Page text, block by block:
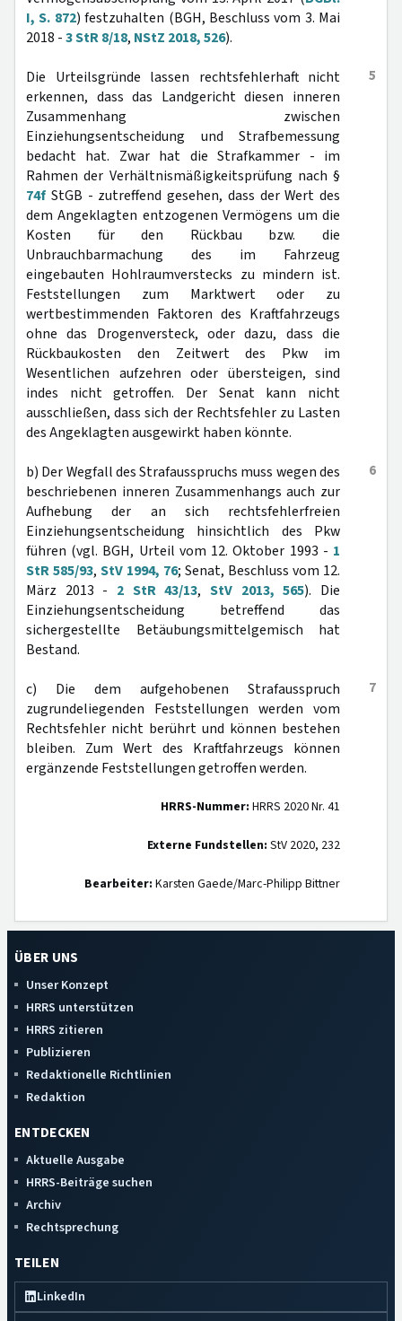
I, S. 872) festzuhalten (BGH, Beschluss vom 3. Mai
2018 -3 StR 8/18, NStZ 2018, 526).
5
Die Urteilsgründe lassen rechtsfehlerhaft nicht
erkennen, dass das Landgericht diesen inneren
Zusammenhang zwischen
Einziehungsentscheidung und Strafbemessung
bedacht hat. Zwar hat die Strafkammer - im
Rahmen der Verhältnismäßigkeitsprüfung nach §
74f StGB - zutreffend gesehen, dass der Wert des
dem Angeklagten entzogenen Vermögens um die
Kosten für den Rückbau bzw. die
Unbrauchbarmachung des im Fahrzeug
eingebauten Hohlraumverstecks zu mindern ist.
Feststellungen zum Marktwert oder zu
wertbestimmenden Faktoren des Kraftfahrzeugs
ohne das Drogenversteck, oder dazu, dass die
Rückbaukosten den Zeitwert des Pkw im
Wesentlichen aufzehren oder übersteigen, sind
indes nicht getroffen. Der Senat kann nicht
ausschließen, dass sich der Rechtsfehler zu Lasten
des Angeklagten ausgewirkt haben könnte.
6
b) Der Wegfall des Strafausspruchs muss wegen des
beschriebenen inneren Zusammenhangs auch zur
Aufhebung der an sich rechtsfehlerfreien
Einziehungsentscheidung hinsichtlich des Pkw
führen (vgl. BGH, Urteil vom 12. Oktober 1993 - 1
StR 585/93, StV 1994, 76; Senat, Beschluss vom 12.
März 2013 - 2 StR 43/13,StV 2013, 565). Die
Einziehungsentscheidung betreffend das
sichergestellte Betäubungsmittelgemisch hat
Bestand.
7
c) Die dem aufgehobenen Strafausspruch
zugrundeliegenden Feststellungen werden vom
Rechtsfehler nicht berührt und können bestehen
bleiben. Zum Wert des Kraftfahrzeugs können
ergänzende Feststellungen getroffen werden.
HRRS-Nummer: HRRS 2020 Nr. 41
Externe Fundstellen: StV 2020, 232
Bearbeiter: Karsten Gaede/Marc-Philipp Bittner
ÜBER UNS
Unser Konzept
HRRS unterstützen
HRRS zitieren
Publizieren
Redaktionelle Richtlinien
Redaktion
ENTDECKEN
Aktuelle Ausgabe
HRRS-Beiträge suchen
Archiv
Rechtsprechung
TEILEN
LinkedIn